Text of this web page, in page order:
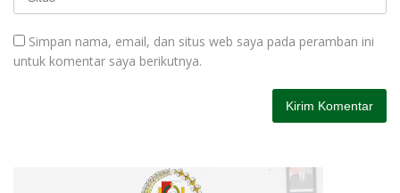
Simpan nama, email, dan situs web saya pada peramban ini
untuk komentar saya berikutnya.